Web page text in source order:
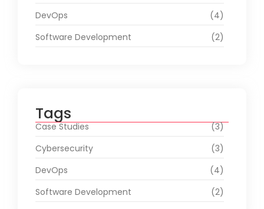
DevOps
(4)
Software Development
(2)
Tags
Case Studies
(3)
Cybersecurity
(3)
DevOps
(4)
Software Development
(2)